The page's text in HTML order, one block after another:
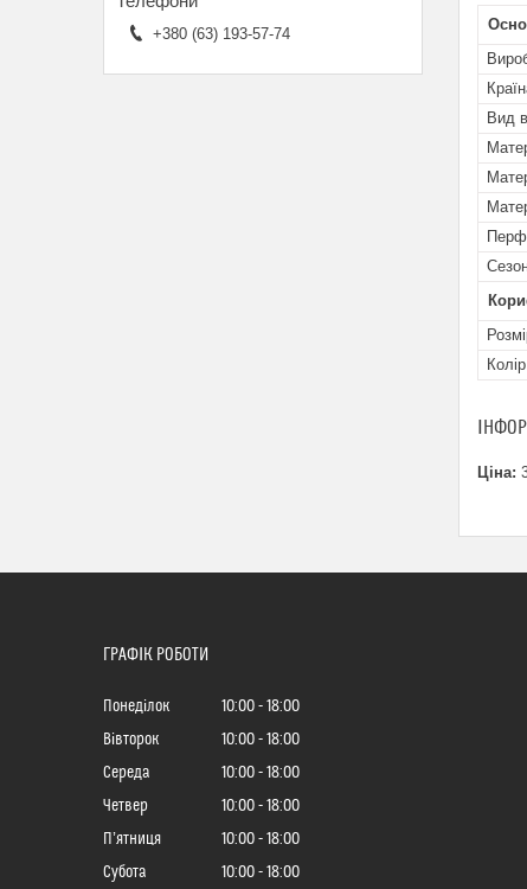
Вид
Колір
Ціна:
+380 (63) 193-57-74
ГРАФІК РОБОТИ
Понеділок 10:00
18:00
Вівторок
10:00
18:00
Середа
10:00
18:00
Четвер
10:00
18:00
Пʼятниця
10:00
18:00
Субота
10:00 18:00